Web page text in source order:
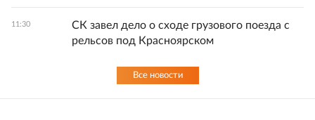
11:30
СК завел дело о сходе грузового поезда с
рельсов под Красноярском
Все новости